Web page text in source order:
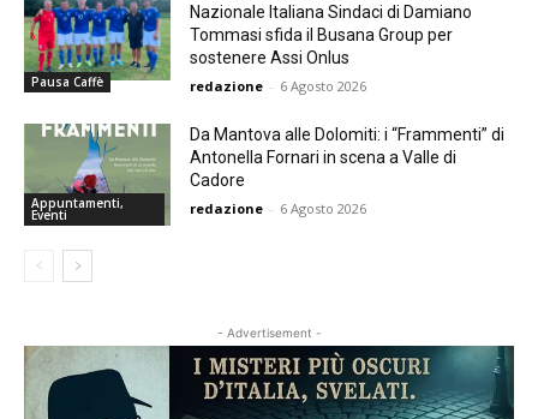
Pausa Caffè
Nazionale Italiana Sindaci di Damiano
Tommasi sfida il Busana Group per
sostenere Assi Onlus
redazione - 6 Agosto 2026
Appuntamenti,
Eventi
Da Mantova alle Dolomiti: i “Frammenti” di
Antonella Fornari in scena a Valle di
Cadore
redazione - 6 Agosto 2026
- Advertisement -